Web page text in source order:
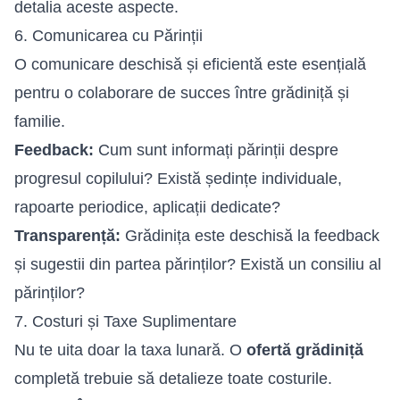
detalia aceste aspecte.
6. Comunicarea cu Părinții
O comunicare deschisă și eficientă este esențială
pentru o colaborare de succes între grădiniță și
familie.
Feedback: Cum sunt informați părinții despre
progresul copilului? Există ședințe individuale,
rapoarte periodice, aplicații dedicate?
Transparență: Grădinița este deschisă la feedback
și sugestii din partea părinților? Există un consiliu al
părinților?
7. Costuri și Taxe Suplimentare
Nu te uita doar la taxa lunară. O ofertă grădiniță
completă trebuie să detalieze toate costurile.